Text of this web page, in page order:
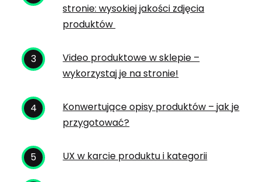
stronie: wysokiej jakości zdjęcia
produktów
Video produktowe w sklepie –
wykorzystaj je na stronie!
Konwertujące opisy produktów – jak je
przygotować?
UX w karcie produktu i kategorii